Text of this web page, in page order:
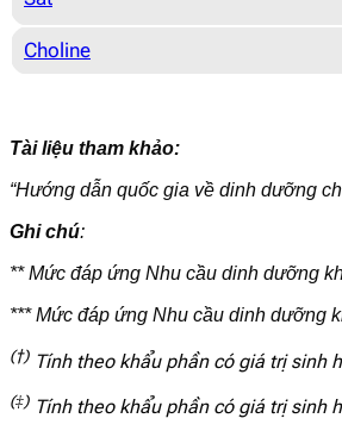
Choline
Tài liệu tham khảo:
“Hướng dẫn quốc gia về dinh dưỡng
Ghi chú:
** Mức đáp ứng Nhu cầu dinh dưỡng
*** Mức đáp ứng Nhu cầu dinh dưỡng
(†) Tính theo khẩu phần có giá trị sinh
(‡) Tính theo khẩu phần có giá trị sinh